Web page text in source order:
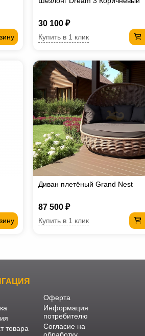
30 100 ₽
Купить в 1 клик
Диван плетёный Grand Nest
87 500 ₽
Купить в 1 клик
товара
Оферта
Информация
потребителю
Согласие на